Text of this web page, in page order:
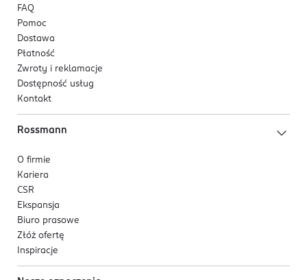
Kod EAN
5 902751 470116
FAQ
Pomoc
Dostawa
Płatność
Zwroty i reklamacje
Dostępność usług
Kontakt
Rossmann
O firmie
Kariera
CSR
Ekspansja
Biuro prasowe
Złóż ofertę
Inspiracje